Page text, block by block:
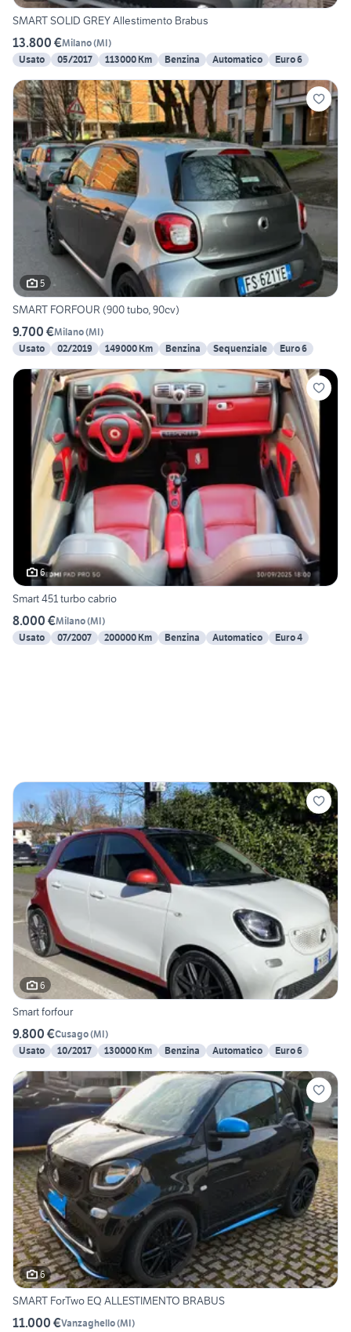
SMART SOLID GREY Allestimento Brabus
13.800 €Milano(MI)
Usato
05/2017 113000 Km Benzina Automatico Euro 6
5
SMART FORFOUR (900 tubo, 90cv)
9.700 €Milano(MI)
Usato
02/2019 149000 Km Benzina Sequenziale Euro 6
6
Smart 451 turbo cabrio
8.000 €Milano(MI)
Usato
07/2007 200000 Km Benzina Automatico Euro 4
6
Smart forfour
9.800 €Cusago(MI)
Usato
10/2017 130000 Km Benzina Automatico Euro 6
6
SMART ForTwo EQ ALLESTIMENTO BRABUS
11.000 €Vanzaghello(MI)